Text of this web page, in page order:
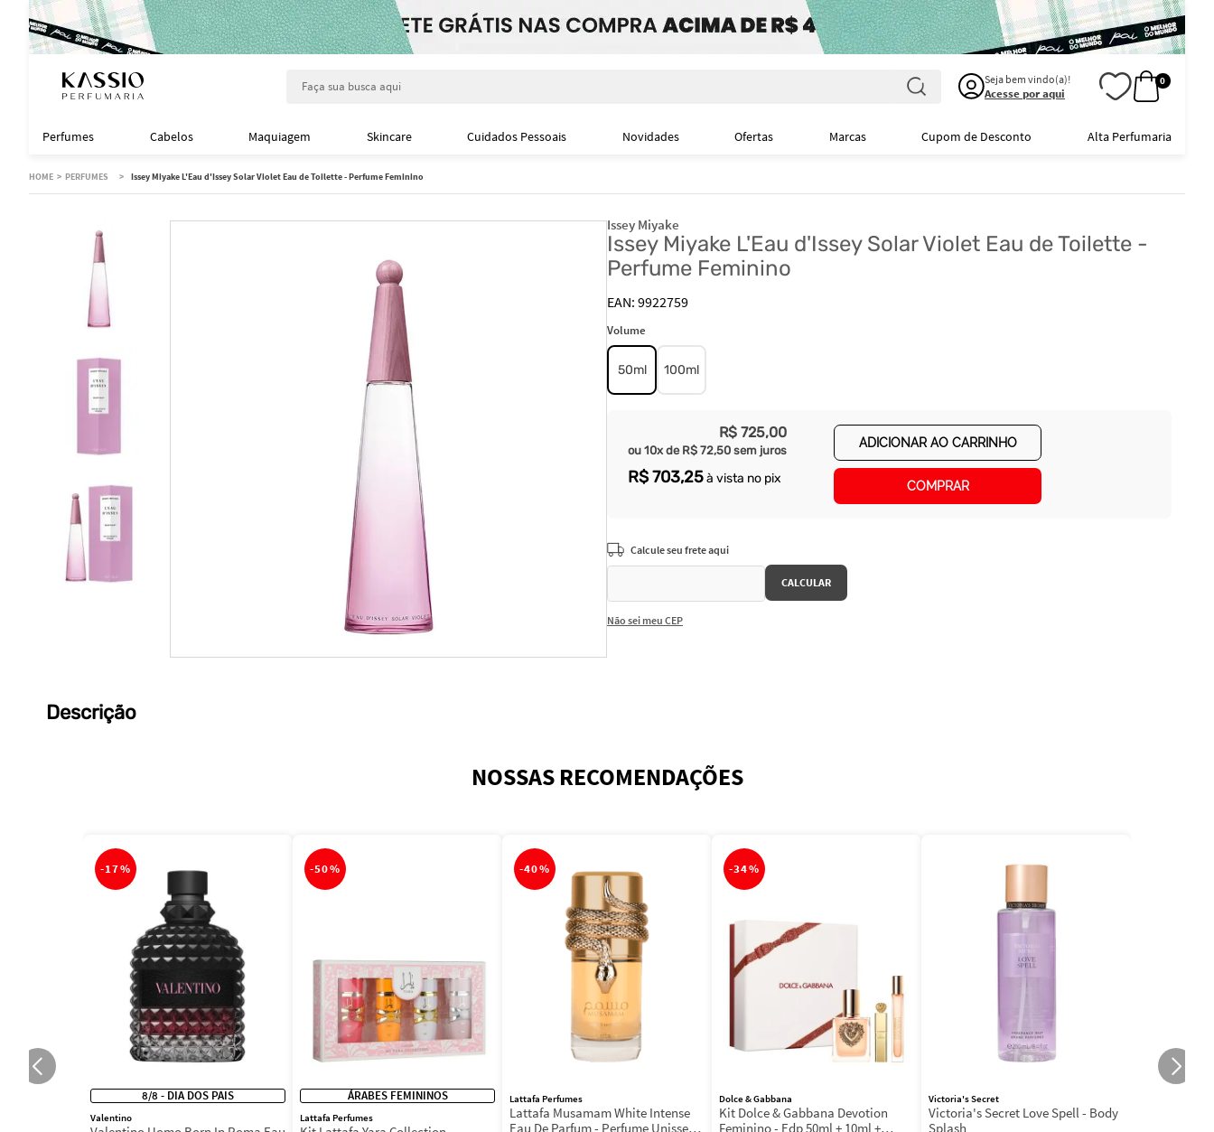
Seja bem vindo(a)!
Acesse por aqui
0
Perfumes Cabelos Maquiagem Skincare Cuidados Pessoais Novidades Ofertas Marcas Cupom de Desconto Alta Perfumaria
PERFUMES Issey Miyake L'Eau d'Issey Solar Violet Eau de Toilette - Perfume Feminino
Issey Miyake
Issey Miyake L'Eau d'Issey Solar Violet Eau de Toilette -
Perfume Feminino
9922759
Volume
50ml 100ml
R$ 725,00
ou 10x de R$ 72,50 sem juros
R$703,25à vista no pix
ADICIONAR AO CARRINHO
COMPRAR
Não sei meu CEP
Descrição
NOSSAS RECOMENDAÇÕES
-17%
8/8 - DIA DOS PAIS
Valentino
-50%
ÁRABES FEMININOS
Lattafa Perfumes
-40%
Lattafa Perfumes
Lattafa Musamam White Intense
Eau De Parfum - Perfume Unissex
-34%
Dolce & Gabbana
Kit Dolce & Gabbana Devotion
Feminino - Edp 50ml + 10ml +
Victoria's Secret
Victoria's Secret Love Spell - Body
Splash